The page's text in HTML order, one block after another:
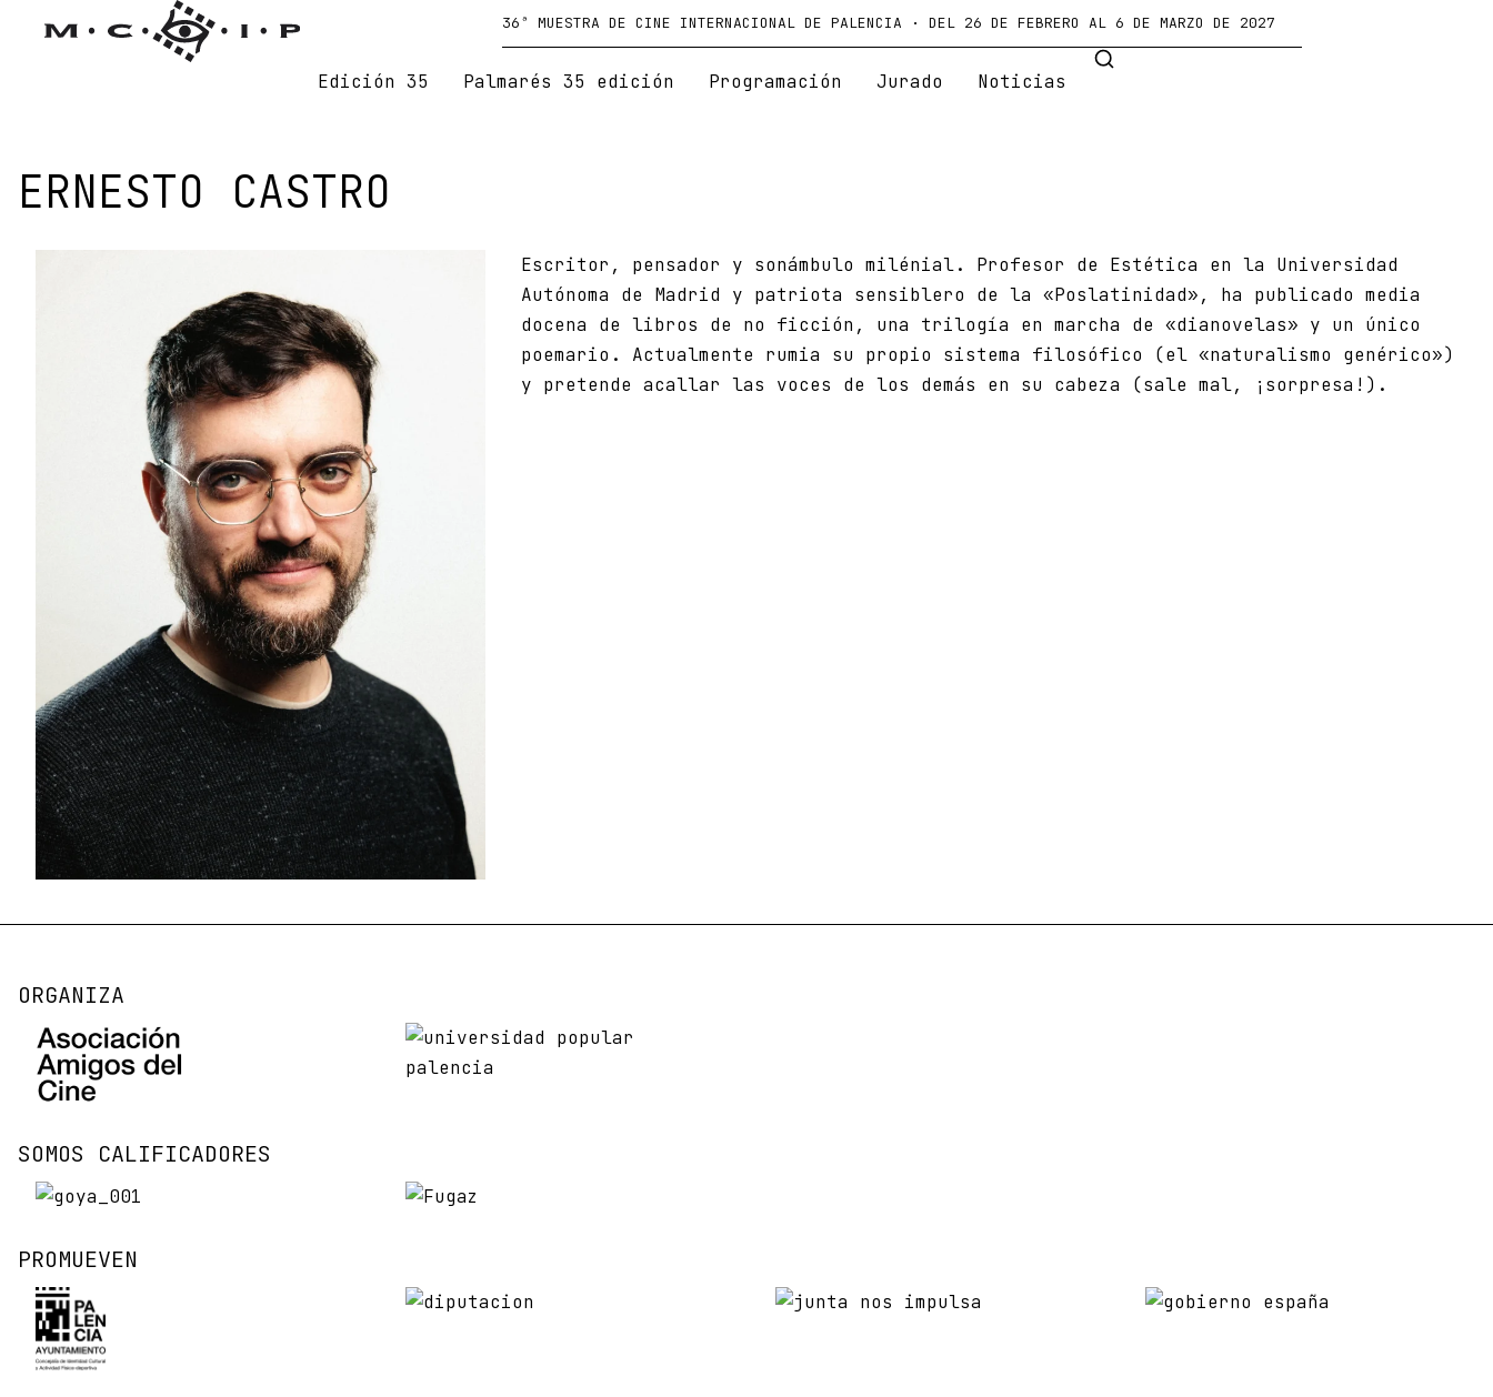
36ª MUESTRA DE CINE INTERNACIONAL DE PALENCIA · DEL 26 DE FEBRERO AL 6 DE MARZO DE 2027
Edición 35 Palmarés 35 edición Programación Jurado Noticias
ERNESTO CASTRO
Escritor, pensador y sonámbulo milénial. Profesor de Estética en la Universidad
Autónoma de Madrid y patriota sensiblero de la «Poslatinidad», ha publicado media
docena de libros de no ficción, una trilogía en marcha de «dianovelas» y un único
poemario. Actualmente rumia su propio sistema filosófico (el «naturalismo genérico»)
y pretende acallar las voces de los demás en su cabeza (sale mal, ¡sorpresa!).
ORGANIZA
SOMOS CALIFICADORES
PROMUEVEN